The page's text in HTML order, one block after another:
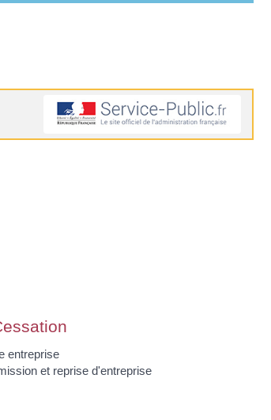
entreprise
et reprise d'entreprise